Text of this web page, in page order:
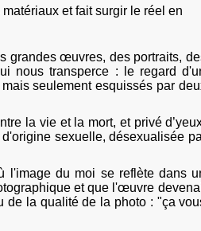
et fait surgir le réel en
grandes œuvres, des portraits,
nous transperce : le regard
seulement esquissés par
la vie et la mort, et privé
sexuelle, désexualisée
l'image du moi se reflète dans
et que l'œuvre
de la qualité de la photo : "ça